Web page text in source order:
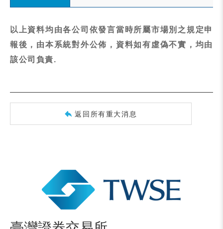
以上資料均由各公司依發言當時所屬市場別之規定申
報後，由本系統對外公佈，資料如有虛偽不實，均由
該公司負責.
返回所有重大消息